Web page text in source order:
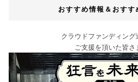
おすすめ情報＆おすす
クラウドファンディング
ご支援を頂いた皆さ